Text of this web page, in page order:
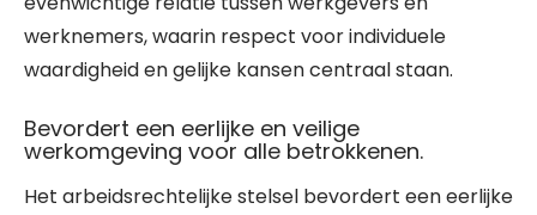
werknemers, waarin respect voor individuele
waardigheid en gelijke kansen centraal staan.
Bevordert een eerlijke en veilige
werkomgeving voor alle betrokkenen.
Het arbeidsrechtelijke stelsel bevordert een eerlijke